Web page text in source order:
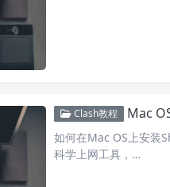
Clash教程 Mac
如何在Mac OS上安装
科学上网工具，…